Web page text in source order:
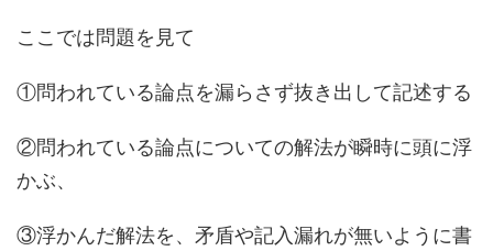
ここでは問題を見て
①問われている論点を漏らさず抜き出して記述する
②問われている論点についての解法が瞬時に頭に浮
かぶ、
③浮かんだ解法を、矛盾や記入漏れが無いように書